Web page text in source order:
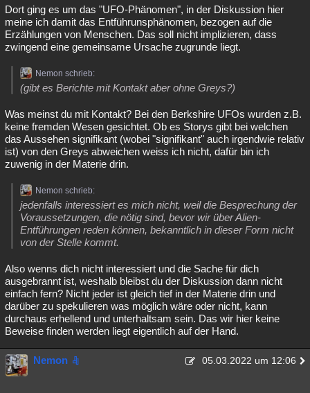
Dort ging es um das "UFO-Phänomen", in der Diskussion hier
meine ich damit das Entführunsphänomen, bezogen auf die
Erzählungen von Menschen. Das soll nicht implizieren, dass
zwingend eine gemeinsame Ursache zugrunde liegt.
Nemon schrieb:
(gibt es Berichte mit Kontakt aber ohne Greys?)
Was meinst du mit Kontakt? Bei den Berkshire UFOs wurden z.B.
keine fremden Wesen gesichtet. Ob es Storys gibt bei welchen
das Aussehen signifikant (wobei "signifikant" auch irgendwie relativ
ist) von den Greys abweichen weiss ich nicht, dafür bin ich
zuwenig in der Materie drin.
Nemon schrieb:
jedenfalls interessiert es mich nicht, weil die Besprechung der
Voraussetzungen, die nötig sind, bevor wir über Alien-
Entführungen reden können, bekanntlich in dieser Form nicht
von der Stelle kommt.
Also wenns dich nicht interessiert und die Sache für dich
ausgebrannt ist, weshalb bleibst du der Diskussion dann nicht
einfach fern? Nicht jeder ist gleich tief in der Materie drin und
darüber zu spekulieren was möglich wäre oder nicht, kann
durchaus erhellend und unterhaltsam sein. Das wir hier keine
Beweise finden werden liegt eigentlich auf der Hand.
Nemon 05.03.2022 um 12:06